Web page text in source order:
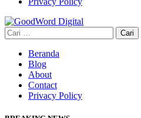
Cari
untuk:
Beranda
Blog
About
Contact
Privacy Policy